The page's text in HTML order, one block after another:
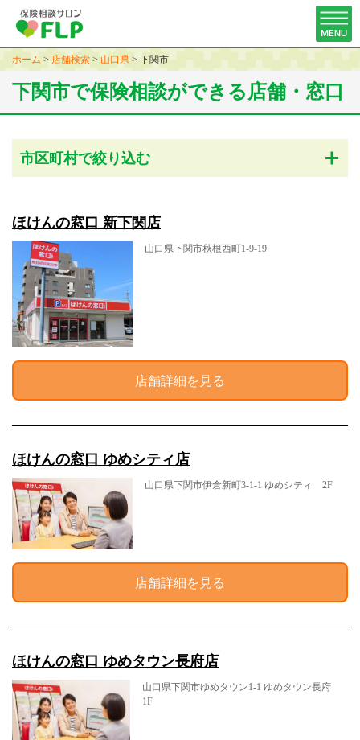
ホーム > 店舗検索 > 山口県 > 下関市
下関市で保険相談ができる店舗・窓口
市区町村で絞り込む
ほけんの窓口 新下関店
山口県下関市秋根西町1-9-19
店舗詳細を見る
ほけんの窓口 ゆめシティ店
山口県下関市伊倉新町3-1-1 ゆめシティ 2F
店舗詳細を見る
ほけんの窓口 ゆめタウン長府店
山口県下関市ゆめタウン1-1 ゆめタウン長府
1F